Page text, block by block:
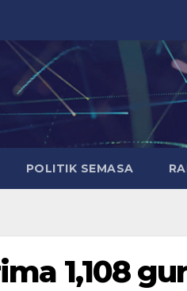
POLITIK SEMASA
1,108